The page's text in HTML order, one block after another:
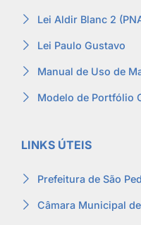
Lei Aldir Blanc 2
Lei Paulo Gustavo
Manual de Uso de
Modelo de Portfólio
LINKS ÚTEIS
Prefeitura de São
Câmara Municipal